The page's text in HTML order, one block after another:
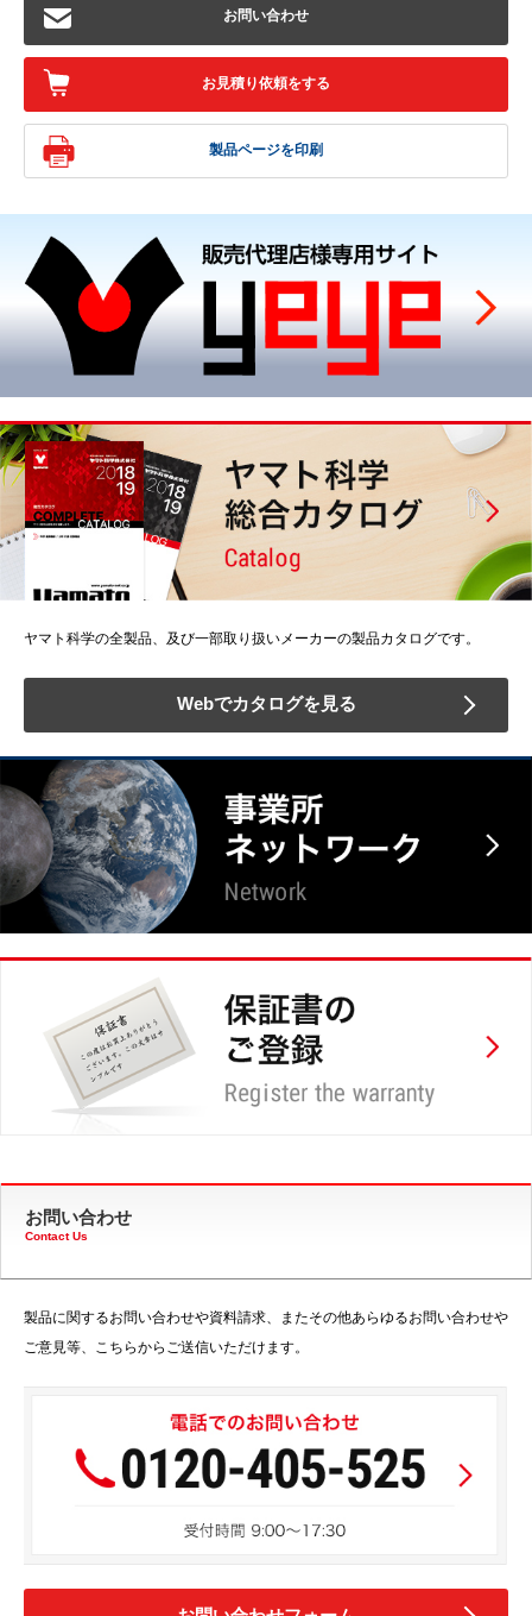
お問い合わせ
お見積り依頼をする
製品ページを印刷
ヤマト科学の全製品、及び一部取り扱いメーカーの製品カタログです。
Webでカタログを見る
お問い合わせ
Contact Us
製品に関するお問い合わせや資料請求、またその他あらゆるお問い合わせや
ご意見等、こちらからご送信いただけます。